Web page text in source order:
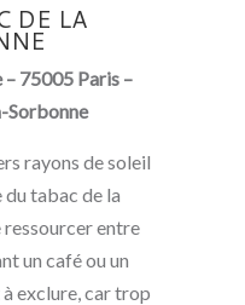
DE LA
– 75005 Paris –
Sorbonne
rayons de soleil
tabac de la
ressourcer entre
un café ou un
exclure, car trop